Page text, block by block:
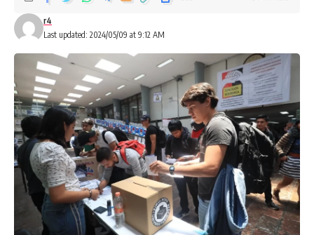
Last updated: 2024/05/09 at 9:12 AM
r4